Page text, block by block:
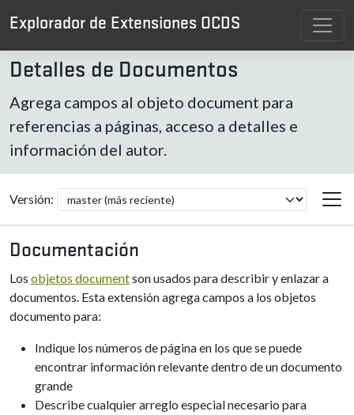
Explorador de Extensiones OCDS
Detalles de Documentos
Agrega campos al objeto document para
referencias a páginas, acceso a detalles e
información del autor.
Versión:
Documentación
Los objetos documentson usados para describir y enlazar a
documentos. Esta extensión agrega campos a los objetos
documento para:
Indique los números de página en los que se puede
encontrar información relevante dentro de un documento
grande
Describe cualquier arreglo especial necesario para